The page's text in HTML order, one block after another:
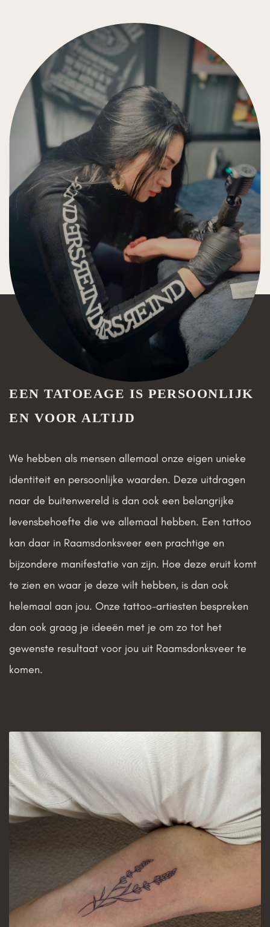
EEN TATOEAGE IS PERSOONLIJK
EN VOOR ALTIJD
We hebben als mensen allemaal onze eigen unieke
identiteit en persoonlijke waarden. Deze uitdragen
naar de buitenwereld is dan ook een belangrijke
levensbehoefte die we allemaal hebben. Een tattoo
kan daar in Raamsdonksveer een prachtige en
bijzondere manifestatie van zijn. Hoe deze eruit komt
te zien en waar je deze wilt hebben, is dan ook
helemaal aan jou. Onze tattoo-artiesten bespreken
dan ook graag je ideeën met je om zo tot het
gewenste resultaat voor jou uit Raamsdonksveer te
komen.